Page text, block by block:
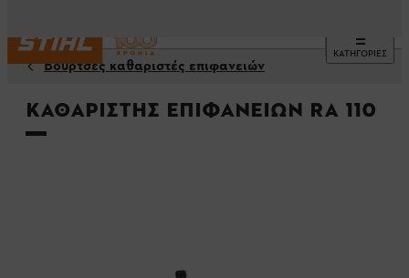
ΚΑΤΗΓΟΡΙΕΣ
Βούρτσες καθαριστές επιφανειών
Καθαριστής επιφανειών RA 110